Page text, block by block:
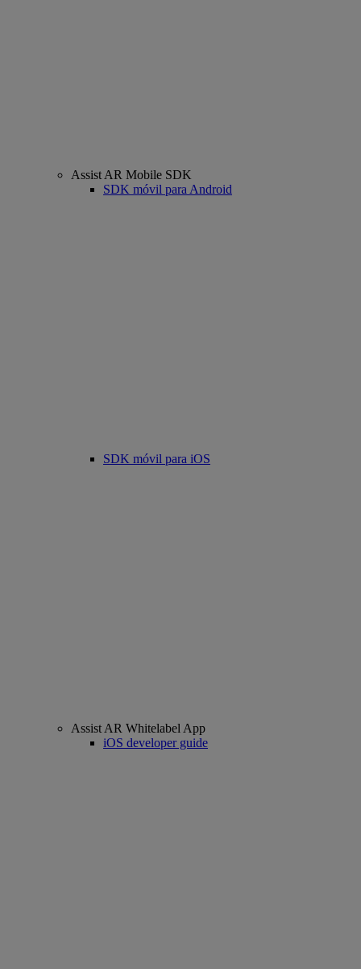
Assist AR Mobile SDK
SDK móvil para Android
SDK móvil para iOS
Assist AR Whitelabel App
iOS developer guide